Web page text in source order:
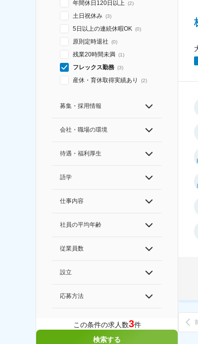
年間休日120日以上 (2)
土日祝休み (3)
5日以上の連続休暇OK (0)
原則定時退社 (0)
残業20時間未満 (1)
フレックス勤務 (3)
産休・育休取得実績あり (2)
募集・採用情報
会社・職場の環境
待遇・福利厚生
語学
仕事内容
社員の平均年齢
従業員数
設立
応募方法
この条件の求人数3件
検索する